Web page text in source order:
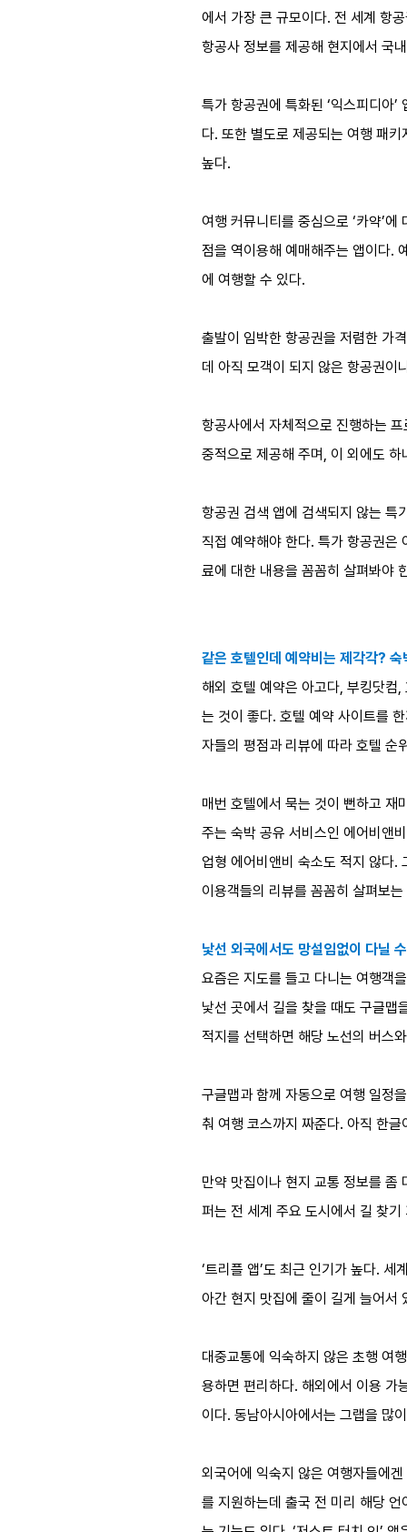
에서 가장 큰 규모이다. 전 세계 항
항공사 정보를 제공해 현지에서 국
특가 항공권에 특화된 ‘익스피디아
다. 또한 별도로 제공되는 여행 패
높다.
여행 커뮤니티를 중심으로 ‘카약’
점을 역이용해 예매해주는 앱이다.
에 여행할 수 있다.
출발이 임박한 항공권을 저렴한 가
데 아직 모객이 되지 않은 항공권이
항공사에서 자체적으로 진행하는
중적으로 제공해 주며, 이 외에도
항공권 검색 앱에 검색되지 않는 특
직접 예약해야 한다. 특가 항공권은
료에 대한 내용을 꼼꼼히 살펴봐야
같은 호텔인데 예약비는 제각각?
해외 호텔 예약은 아고다, 부킹닷컴
는 것이 좋다. 호텔 예약 사이트를
자들의 평점과 리뷰에 따라 호텔 순
매번 호텔에서 묵는 것이 뻔하고 재
주는 숙박 공유 서비스인 에어비앤
업형 에어비앤비 숙소도 적지 않다.
이용객들의 리뷰를 꼼꼼히 살펴보
낯선 외국에서도 망설임없이 다닐
요즘은 지도를 들고 다니는 여행객
낯선 곳에서 길을 찾을 때도 구글맵
적지를 선택하면 해당 노선의 버스
구글맵과 함께 자동으로 여행 일정
춰 여행 코스까지 짜준다. 아직 한
만약 맛집이나 현지 교통 정보를 좀
퍼는 전 세계 주요 도시에서 길 찾
‘트리플 앱’도 최근 인기가 높다.
아간 현지 맛집에 줄이 길게 늘어서
대중교통에 익숙하지 않은 초행 여
용하면 편리하다. 해외에서 이용 가
이다. 동남아시아에서는 그랩을 많
외국어에 익숙지 않은 여행자들에
를 지원하는데 출국 전 미리 해당